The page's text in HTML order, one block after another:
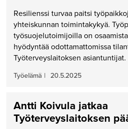
Resilienssi turvaa paitsi
yhteiskunnan toimintakykyä.
työsuojelutoimijoilla on
hyödyntää odottamattomissa
Työterveyslaitoksen asiantuntijat.
Työelämä | 20.5.2025
Antti Koivula jatkaa
Työterveyslaitoksen